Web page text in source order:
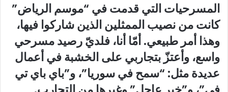
المسرحيات التي قدمت في “موسم الرياض”
كانت من نصيب الممثلين الذين شاركوا فيها،
وهذا أمر طبيعي. أمّا أنا، فلديّ رصيد مسرحي
واسع، وأعتزّ بتجاربي على الخشبة في أعمال
عديدة مثل: “سمح في سوريا”، و”باي باي تي